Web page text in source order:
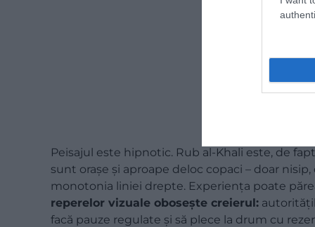
Peisajul este hipnotic. Rub al-Khali este, de
sunt orașe și aproape deloc copaci – doar
monotonia liniei drepte. Experiența poate
reperelor vizuale obosește creierul:
facă pauze regulate și să plece la drum cu